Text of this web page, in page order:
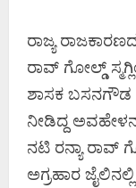
ರಾಜ್ಯ
ರಾವ್‌ ಗೋಲ್ಡ್‌
ಶಾಸಕ ಬಸನಗೌಡ
ನೀಡಿದ್ದ
ನಟಿ ರನ್ಯಾ ರಾವ್‌
ಅಗ್ರಹಾರ